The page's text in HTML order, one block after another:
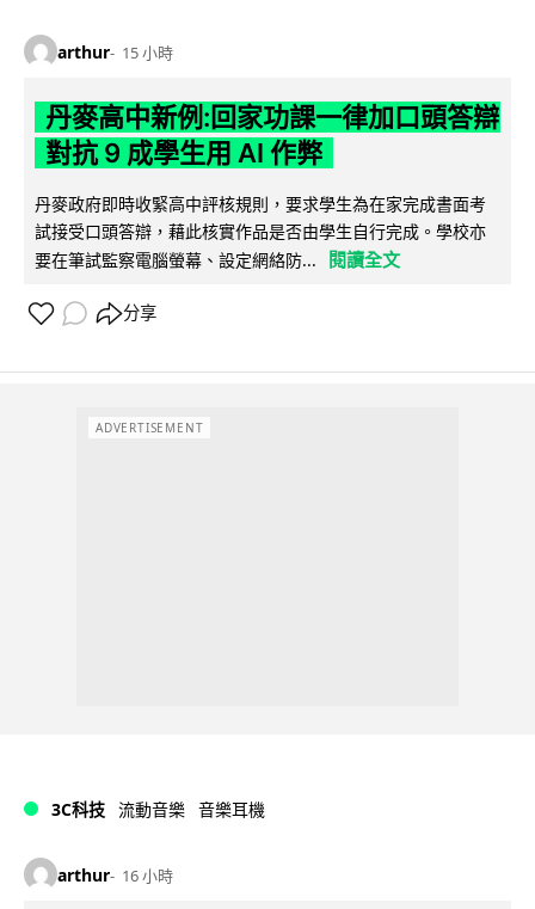
arthur 15 小時
丹麥高中新例:回家功課一律加口頭答辯
對抗 9 成學生用 AI 作弊
丹麥政府即時收緊高中評核規則，要求學生為在家完成書面考
試接受口頭答辯，藉此核實作品是否由學生自行完成。學校亦
要在筆試監察電腦螢幕、設定網絡防...
閱讀全文
分享
ADVERTISEMENT
3C科技 流動音樂 音樂耳機
arthur 16 小時